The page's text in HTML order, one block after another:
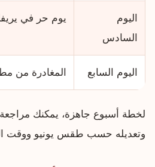
اليوم
السادس
يوم حر في
اليوم السابع المغادرة من
لخطة أسبوع جاهزة، يمكنك مراجعة
وتعديله حسب طقس يونيو ووقت